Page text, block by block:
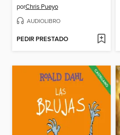
porChris Pueyo
AUDIOLIBRO
PEDIR PRESTADO